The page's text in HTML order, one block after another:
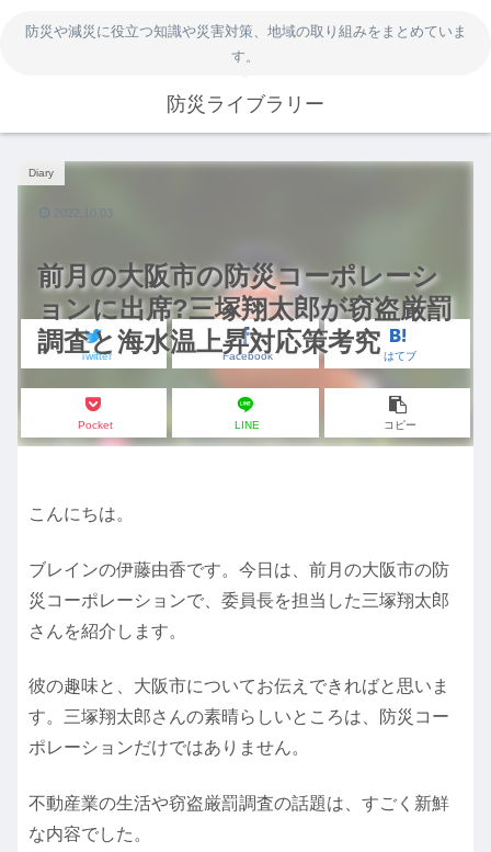
防災や減災に役立つ知識や災害対策、地域の取り組みをまとめていま
す。
防災ライブラリー
前月の大阪市の防災コーポレーシ
ョンに出席?三塚翔太郎が窃盗厳罰
調査と海水温上昇対応策考究
Diary
Twitter Facebook はてブ
Pocket LINE コピー
2022.10.03
こんにちは。
ブレインの伊藤由香です。今日は、前月の大阪市の防
災コーポレーションで、委員長を担当した三塚翔太郎
さんを紹介します。
彼の趣味と、大阪市についてお伝えできればと思いま
す。三塚翔太郎さんの素晴らしいところは、防災コー
ポレーションだけではありません。
不動産業の生活や窃盗厳罰調査の話題は、すごく新鮮
な内容でした。